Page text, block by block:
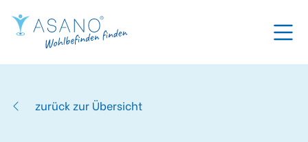
zurück zur Übersicht